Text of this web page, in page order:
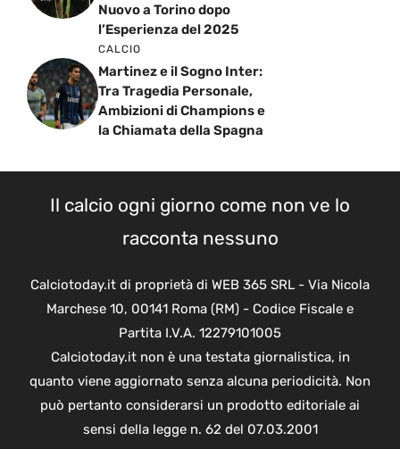
Nuovo a Torino dopo
l’Esperienza del 2025
CALCIO
Martinez e il Sogno Inter:
Tra Tragedia Personale,
Ambizioni di Champions e
la Chiamata della Spagna
Il calcio ogni giorno come non ve lo
racconta nessuno
Calciotoday.it di proprietà di WEB 365 SRL - Via Nicola
Marchese 10, 00141 Roma (RM) - Codice Fiscale e
Partita I.V.A. 12279101005
Calciotoday.it non è una testata giornalistica, in
quanto viene aggiornato senza alcuna periodicità. Non
può pertanto considerarsi un prodotto editoriale ai
sensi della legge n. 62 del 07.03.2001